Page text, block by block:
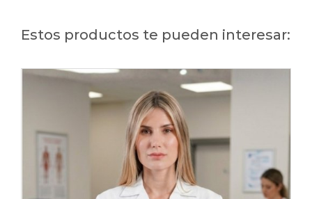
Estos productos te pueden interesar: